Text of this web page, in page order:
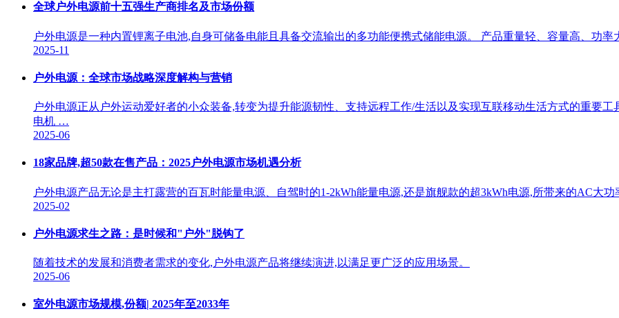
全球户外电源前十五强生产商排名及市场份额
户外电源是一种内置锂离子电池,自身可储备电能且具备交流输出的多功能便携式储能电源。 产品重量轻、容量高、功
2025-11
户外电源：全球市场战略深度解构与营销
户外电源正从户外运动爱好者的小众装备,转变为提升能源韧性、支持远程工作/生活以及实现互联移动生活方式的重要
电机 …
2025-06
18家品牌,超50款在售产品：2025户外电源市场机遇分析
户外电源产品无论是主打露营的百瓦时能量电源、自驾时的1-2kWh能量电源,还是旗舰款的超3kWh电源,所带来的AC大
2025-02
户外电源求生之路：是时候和"户外"脱钩了
随着技术的发展和消费者需求的变化,户外电源产品将继续演进,以满足更广泛的应用场景。
2025-06
室外电源市场规模,份额| 2025年至2033年